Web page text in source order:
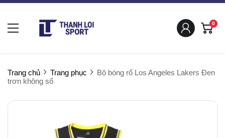
0
Trang chủ Trang phục
Bộ bóng rổ Los Angeles Lakers Đen
trơn không số